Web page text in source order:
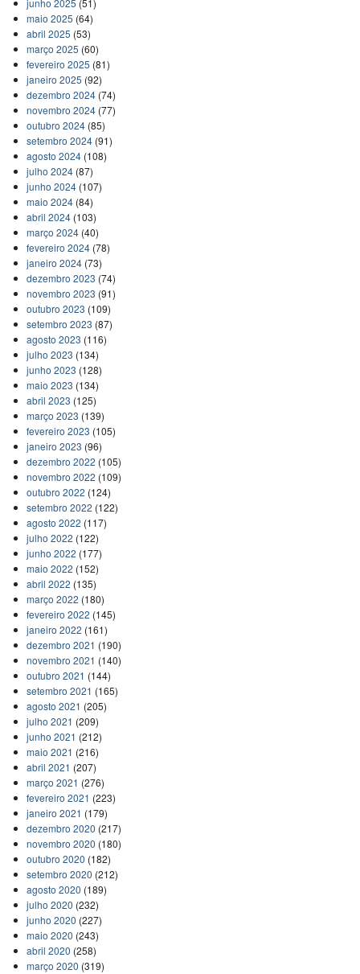
junho 2025 (51)
maio 2025 (64)
abril 2025 (53)
março 2025 (60)
fevereiro 2025 (81)
janeiro 2025 (92)
dezembro 2024(74)
novembro 2024(77)
outubro 2024(85)
setembro 2024(91)
agosto 2024(108)
julho 2024(87)
junho 2024(107)
maio 2024(84)
abril 2024(103)
março 2024(40)
fevereiro 2024(78)
janeiro 2024(73)
dezembro 2023 (74)
novembro 2023 (91)
outubro 2023 (109)
setembro 2023 (87)
agosto 2023 (116)
julho 2023 (134)
junho 2023 (128)
maio 2023 (134)
abril 2023 (125)
março 2023 (139)
fevereiro 2023 (105)
janeiro 2023 (96)
dezembro 2022 (105)
novembro 2022 (109)
outubro 2022 (124)
setembro 2022 (122)
agosto 2022 (117)
julho 2022 (122)
junho 2022 (177)
maio 2022 (152)
abril 2022 (135)
março 2022 (180)
fevereiro 2022 (145)
janeiro 2022 (161)
dezembro 2021 (190)
novembro 2021 (140)
outubro 2021 (144)
setembro 2021 (165)
agosto 2021 (205)
julho 2021 (209)
junho 2021 (212)
maio 2021 (216)
abril 2021 (207)
março 2021 (276)
fevereiro 2021 (223)
janeiro 2021 (179)
dezembro 2020 (217)
novembro 2020 (180)
outubro 2020 (182)
setembro 2020 (212)
agosto 2020 (189)
julho 2020 (232)
junho 2020 (227)
maio 2020 (243)
abril 2020 (258)
março 2020 (319)